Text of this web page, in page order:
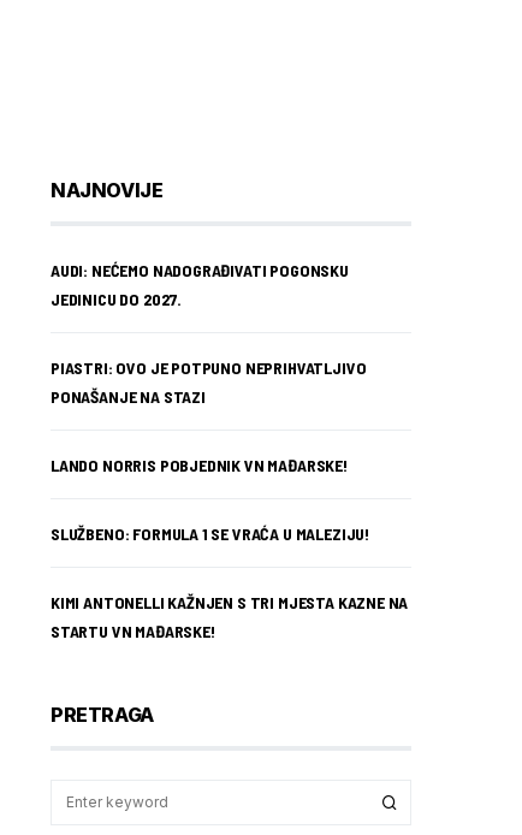
NAJNOVIJE
AUDI: NEĆEMO NADOGRAĐIVATI POGONSKU
JEDINICU DO 2027.
PIASTRI: OVO JE POTPUNO NEPRIHVATLJIVO
PONAŠANJE NA STAZI
LANDO NORRIS POBJEDNIK VN MAĐARSKE!
SLUŽBENO: FORMULA 1 SE VRAĆA U MALEZIJU!
KIMI ANTONELLI KAŽNJEN S TRI MJESTA KAZNE NA
STARTU VN MAĐARSKE!
PRETRAGA